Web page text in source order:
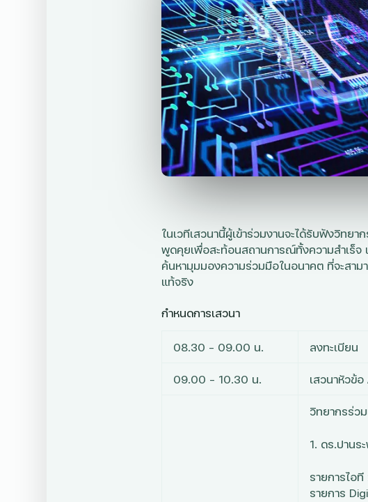
ในเวทีเสวนานี้ผู้เข้าร่วมงานจะได้รับฟังวิท
พูดคุยเพื่อสะท้อนสถานการณ์ทั้งความสำเร็จ
ค้นหามุมมองความร่วมมือในอนาคต ที่จะสา
แท้จริง
กำหนดการเสวนา
08.30 – 09.00 น.
ลงทะเบียน
09.00 – 10.30 น.
เสวนาหัวข้
วิทยากรร่ว
1. ดร.ปาน
รายการไอ
รายการ